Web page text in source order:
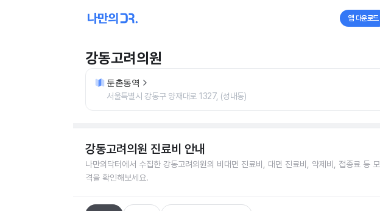
앱 다운로드
강동고려의원
둔촌동역
서울특별시 강동구 양재대로 1327, (성내동)
강동고려의원 진료비 안내
나만의닥터에서 수집한 강동고려의원의 비대면 진료비, 대면 진료비, 약제비, 접종료 등
격을 확인해보세요.